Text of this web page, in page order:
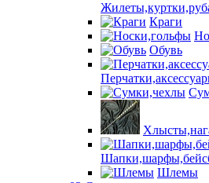
Краги
Обувь
Шлемы